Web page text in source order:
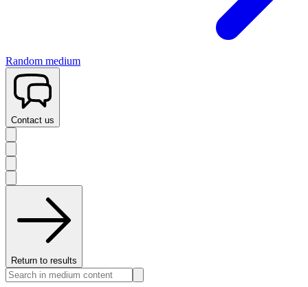
Random medium
Contact us
Return to results